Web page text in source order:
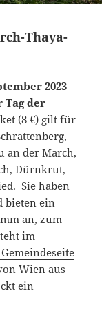
Thaya-
2023
Tag der
(8 €) gilt für
an der March,
Dürnkrut,
Sie haben
bieten ein
an, zum
im
Wien aus
ein